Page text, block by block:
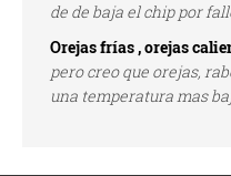
de de baja el chip por
Orejas frías , orejas
pero creo que orejas,
una temperatura mas